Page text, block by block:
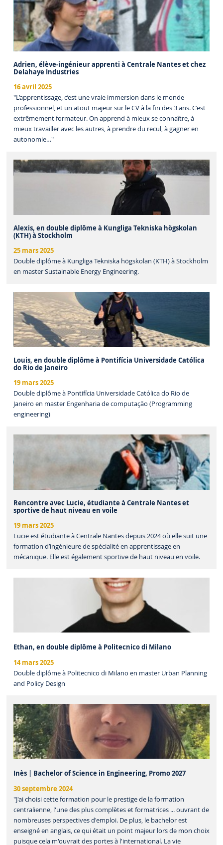
Adrien, élève-ingénieur apprenti à Centrale Nantes et chez
Delahaye Industries
16 avril 2025
"L’apprentissage, c’est une vraie immersion dans le monde
professionnel, et un atout majeur sur le CV à la fin des 3 ans. C’est
extrêmement formateur. On apprend à mieux se connaître, à
mieux travailler avec les autres, à prendre du recul, à gagner en
autonomie…"
Alexis, en double diplôme à Kungliga Tekniska högskolan
(KTH) à Stockholm
25 mars 2025
Double diplôme à Kungliga Tekniska högskolan (KTH) à Stockholm
en master Sustainable Energy Engineering.
Louis, en double diplôme à Pontifícia Universidade Católica
do Rio de Janeiro
19 mars 2025
Double diplôme à Pontifícia Universidade Católica do Rio de
Janeiro en master Engenharia de computação (Programming
engineering)
Rencontre avec Lucie, étudiante à Centrale Nantes et
sportive de haut niveau en voile
19 mars 2025
Lucie est étudiante à Centrale Nantes depuis 2024 où elle suit une
formation d’ingénieure de spécialité en apprentissage en
mécanique. Elle est également sportive de haut niveau en voile.
Ethan, en double diplôme à Politecnico di Milano
14 mars 2025
Double diplôme à Politecnico di Milano en master Urban Planning
and Policy Design
Inès | Bachelor of Science in Engineering, Promo 2027
30 septembre 2024
"J'ai choisi cette formation pour le prestige de la formation
centralienne, l'une des plus complètes et formatrices ... ouvrant de
nombreuses perspectives d'emploi. De plus, le bachelor est
enseigné en anglais, ce qui était un point majeur lors de mon choix
puisque cela m'ouvrait des portes à l'international. La vie